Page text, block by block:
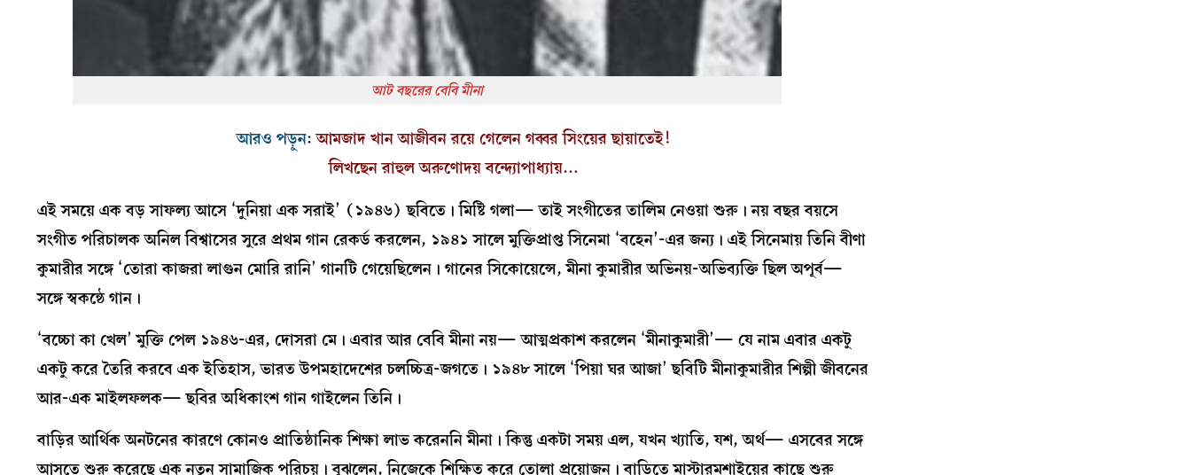
আট বছরের বেবি মীনা
আরও পড়ুন:আমজাদ খান আজীবন রয়ে গেলেন গব্বর সিংয়ের ছায়াতেই!
লিখছেন রাহুল অরুণোদয় বন্দ্যোপাধ্যায়…
এই সময়ে এক বড় সাফল্য আসে ‘দুনিয়া এক সরাই’ (১৯৪৬) ছবিতে। মিষ্টি গলা— তাই সংগীতের তালিম নেওয়া শুরু। নয় বছর বয়সে
সংগীত পরিচালক অনিল বিশ্বাসের সুরে প্রথম গান রেকর্ড করলেন, ১৯৪১ সালে মুক্তিপ্রাপ্ত সিনেমা ‘বহেন’-এর জন্য। এই সিনেমায় তিনি বীণা
কুমারীর সঙ্গে ‘তোরা কাজরা লাগুন মোরি রানি’ গানটি গেয়েছিলেন। গানের সিকোয়েন্সে, মীনা কুমারীর অভিনয়-অভিব্যক্তি ছিল অপূর্ব—
সঙ্গে স্বকন্ঠে গান।
‘বচ্চো কা খেল’ মুক্তি পেল ১৯৪৬-এর, দোসরা মে। এবার আর বেবি মীনা নয়— আত্মপ্রকাশ করলেন ‘মীনাকুমারী’— যে নাম এবার একটু
একটু করে তৈরি করবে এক ইতিহাস, ভারত উপমহাদেশের চলচ্চিত্র-জগতে। ১৯৪৮ সালে ‘পিয়া ঘর আজা’ ছবিটি মীনাকুমারীর শিল্পী জীবনের
আর-এক মাইলফলক— ছবির অধিকাংশ গান গাইলেন তিনি।
বাড়ির আর্থিক অনটনের কারণে কোনও প্রাতিষ্ঠানিক শিক্ষা লাভ করেননি মীনা। কিন্তু একটা সময় এল, যখন খ্যাতি, যশ, অর্থ— এসবের সঙ্গে
আসতে শুরু করেছে এক নতুন সামাজিক পরিচয়। বুঝলেন, নিজেকে শিক্ষিত করে তোলা প্রয়োজন। বাড়িতে মাস্টারমশাইয়ের কাছে শুরু